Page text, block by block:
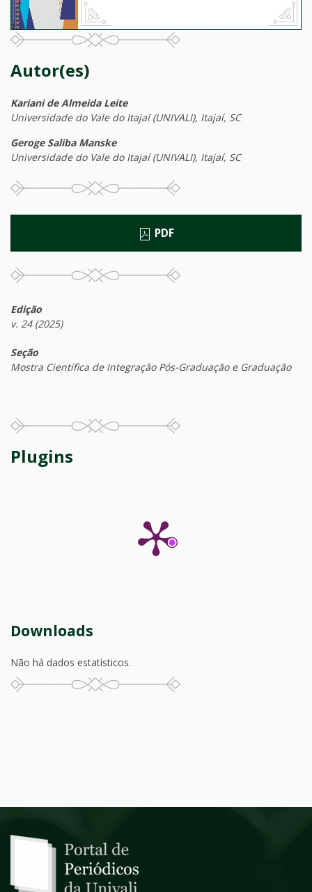
Autor(es)
Kariani de Almeida Leite
Universidade do Vale do Itajaí (UNIVALI), Itajaí, SC
Geroge Saliba Manske
Universidade do Vale do Itajaí (UNIVALI), Itajaí, SC
PDF
Edição
v. 24 (2025)
Seção
Mostra Científica de Integração Pós-Graduação e Graduação
Plugins
Downloads
Não há dados estatísticos.